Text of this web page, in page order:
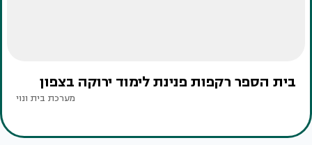
בית הספר רקפות פנינת לימוד ירוקה בצפון
מערכת בית ונוי